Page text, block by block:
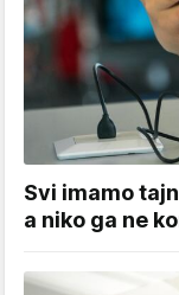
Svi imamo
a niko ga ne